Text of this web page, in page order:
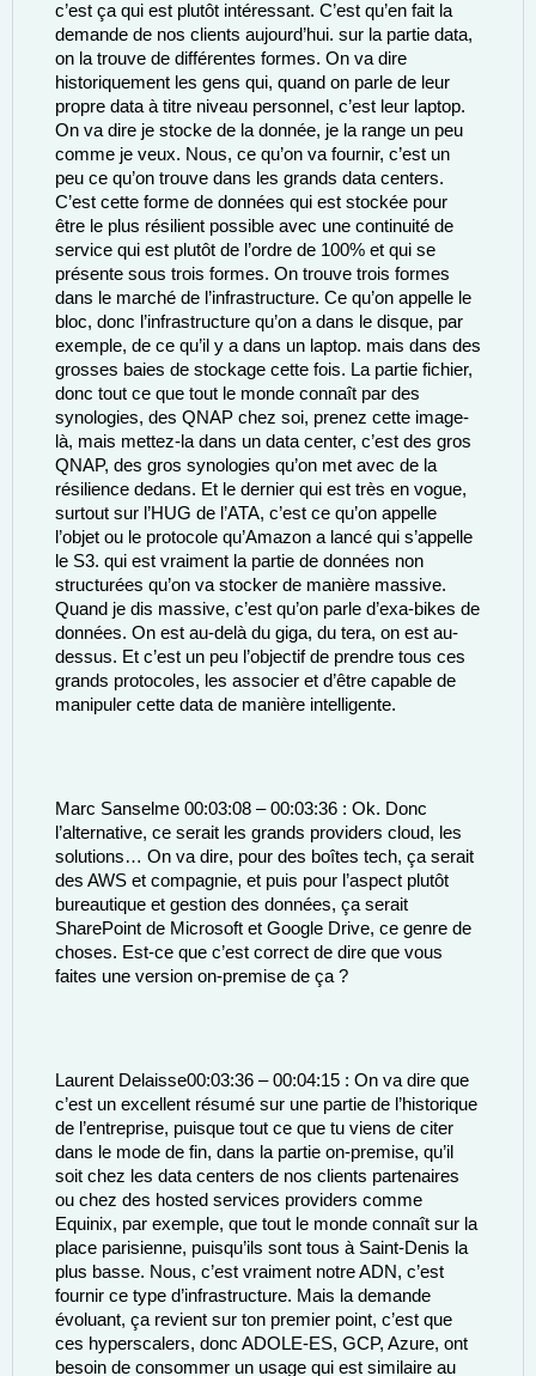
c’est ça qui est plutôt intéressant. C’est qu’en fait la
demande de nos clients aujourd’hui. sur la partie data,
on la trouve de différentes formes. On va dire
historiquement les gens qui, quand on parle de leur
propre data à titre niveau personnel, c’est leur laptop.
On va dire je stocke de la donnée, je la range un peu
comme je veux. Nous, ce qu’on va fournir, c’est un
peu ce qu’on trouve dans les grands data centers.
C’est cette forme de données qui est stockée pour
être le plus résilient possible avec une continuité de
service qui est plutôt de l’ordre de 100% et qui se
présente sous trois formes. On trouve trois formes
dans le marché de l’infrastructure. Ce qu’on appelle le
bloc, donc l’infrastructure qu’on a dans le disque, par
exemple, de ce qu’il y a dans un laptop. mais dans des
grosses baies de stockage cette fois. La partie fichier,
donc tout ce que tout le monde connaît par des
synologies, des QNAP chez soi, prenez cette image-
là, mais mettez-la dans un data center, c’est des gros
QNAP, des gros synologies qu’on met avec de la
résilience dedans. Et le dernier qui est très en vogue,
surtout sur l’HUG de l’ATA, c’est ce qu’on appelle
l’objet ou le protocole qu’Amazon a lancé qui s’appelle
le S3. qui est vraiment la partie de données non
structurées qu’on va stocker de manière massive.
Quand je dis massive, c’est qu’on parle d’exa-bikes de
données. On est au-delà du giga, du tera, on est au-
dessus. Et c’est un peu l’objectif de prendre tous ces
grands protocoles, les associer et d’être capable de
manipuler cette data de manière intelligente.
Marc Sanselme 00:03:08 – 00:03:36 : Ok. Donc
l’alternative, ce serait les grands providers cloud, les
solutions… On va dire, pour des boîtes tech, ça serait
des AWS et compagnie, et puis pour l’aspect plutôt
bureautique et gestion des données, ça serait
SharePoint de Microsoft et Google Drive, ce genre de
choses. Est-ce que c’est correct de dire que vous
faites une version on-premise de ça ?
Laurent Delaisse00:03:36 – 00:04:15 : On va dire que
c’est un excellent résumé sur une partie de l’historique
de l’entreprise, puisque tout ce que tu viens de citer
dans le mode de fin, dans la partie on-premise, qu’il
soit chez les data centers de nos clients partenaires
ou chez des hosted services providers comme
Equinix, par exemple, que tout le monde connaît sur la
place parisienne, puisqu’ils sont tous à Saint-Denis la
plus basse. Nous, c’est vraiment notre ADN, c’est
fournir ce type d’infrastructure. Mais la demande
évoluant, ça revient sur ton premier point, c’est que
ces hyperscalers, donc ADOLE-ES, GCP, Azure, ont
besoin de consommer un usage qui est similaire au